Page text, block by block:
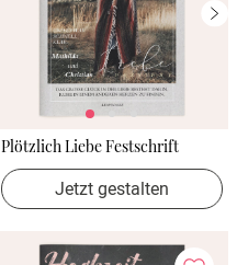
Plötzlich Liebe Festschrift
Jetzt gestalten